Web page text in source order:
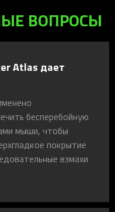
ВОПРОСЫ
Atlas дает
бесперебойную
мыши, чтобы
покрытие
взмахи